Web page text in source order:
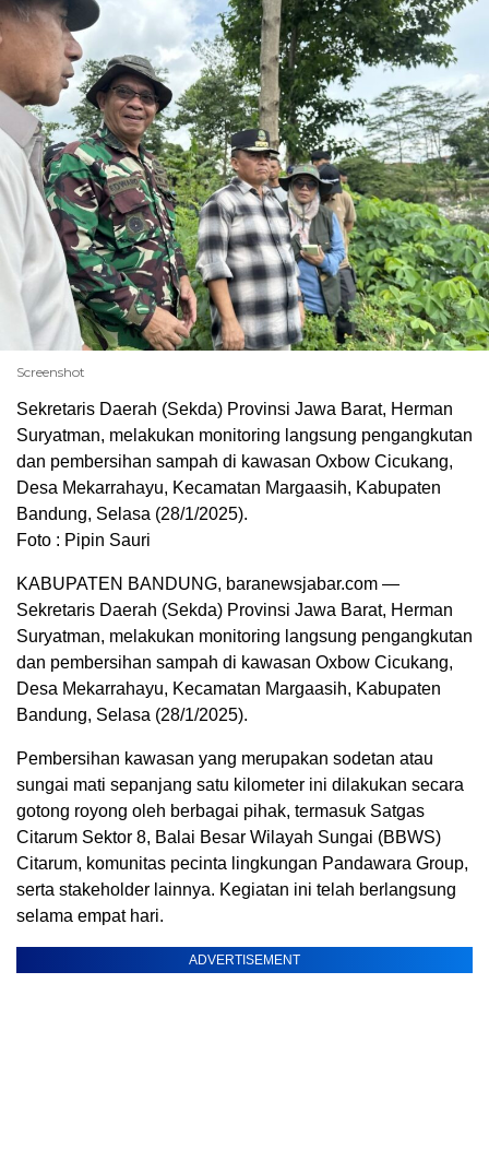
Screenshot
Sekretaris Daerah (Sekda) Provinsi Jawa Barat, Herman
Suryatman, melakukan monitoring langsung pengangkutan
dan pembersihan sampah di kawasan Oxbow Cicukang,
Desa Mekarrahayu, Kecamatan Margaasih, Kabupaten
Bandung, Selasa (28/1/2025).
Foto : Pipin Sauri
KABUPATEN BANDUNG, baranewsjabar.com —
Sekretaris Daerah (Sekda) Provinsi Jawa Barat, Herman
Suryatman, melakukan monitoring langsung pengangkutan
dan pembersihan sampah di kawasan Oxbow Cicukang,
Desa Mekarrahayu, Kecamatan Margaasih, Kabupaten
Bandung, Selasa (28/1/2025).
Pembersihan kawasan yang merupakan sodetan atau
sungai mati sepanjang satu kilometer ini dilakukan secara
gotong royong oleh berbagai pihak, termasuk Satgas
Citarum Sektor 8, Balai Besar Wilayah Sungai (BBWS)
Citarum, komunitas pecinta lingkungan Pandawara Group,
serta stakeholder lainnya. Kegiatan ini telah berlangsung
selama empat hari.
ADVERTISEMENT